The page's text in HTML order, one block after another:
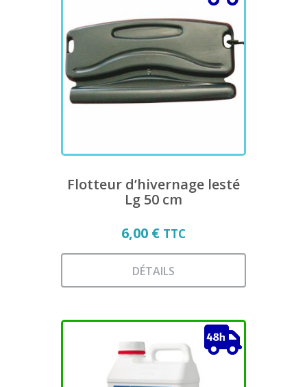
variations.
Les
options
peuvent
être
choisies
sur
du
Flotteur d’hivernage lesté
Lg 50 cm
6,00 € TTC
DÉTAILS
a
plusieurs
variations.